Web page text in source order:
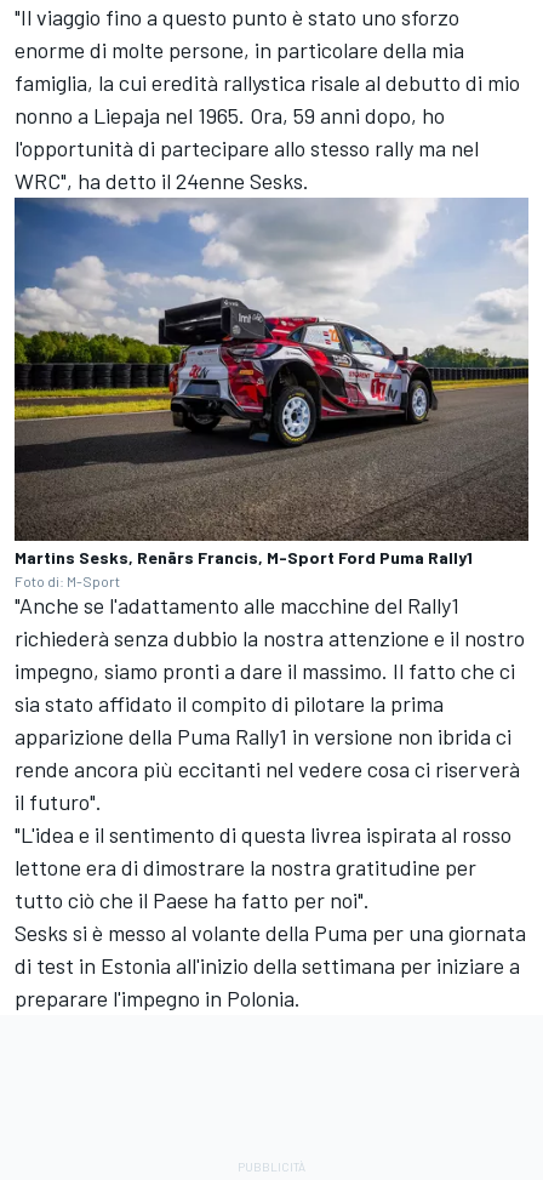
"Il viaggio fino a questo punto è stato uno sforzo
enorme di molte persone, in particolare della mia
famiglia, la cui eredità rallystica risale al debutto di mio
nonno a Liepaja nel 1965. Ora, 59 anni dopo, ho
l'opportunità di partecipare allo stesso rally ma nel
WRC", ha detto il 24enne Sesks.
Martins Sesks, Renārs Francis, M-Sport Ford Puma Rally1
Foto di: M-Sport
"Anche se l'adattamento alle macchine del Rally1
richiederà senza dubbio la nostra attenzione e il nostro
impegno, siamo pronti a dare il massimo. Il fatto che ci
sia stato affidato il compito di pilotare la prima
apparizione della Puma Rally1 in versione non ibrida ci
rende ancora più eccitanti nel vedere cosa ci riserverà
il futuro".
"L'idea e il sentimento di questa livrea ispirata al rosso
lettone era di dimostrare la nostra gratitudine per
tutto ciò che il Paese ha fatto per noi".
Sesks si è messo al volante della Puma per una giornata
di test in Estonia all'inizio della settimana per iniziare a
preparare l'impegno in Polonia.